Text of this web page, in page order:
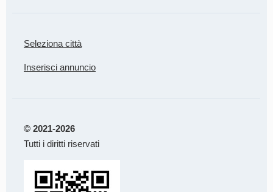
Seleziona città
Inserisci annuncio
© 2021-2026
Tutti i diritti riservati